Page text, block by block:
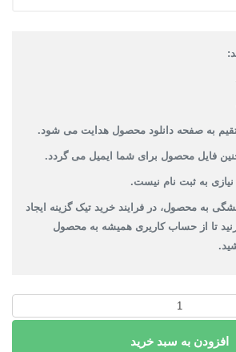
به صفحه دانلود محصول هدایت می شود.
فایل محصول برای شما ایمیل می گردد.
به ثبت نام نیست.
به محصول، در فرایند خرید تیک گزینه ایجاد
تا از حساب کاریری همیشه به محصول
افزودن به سبد خرید